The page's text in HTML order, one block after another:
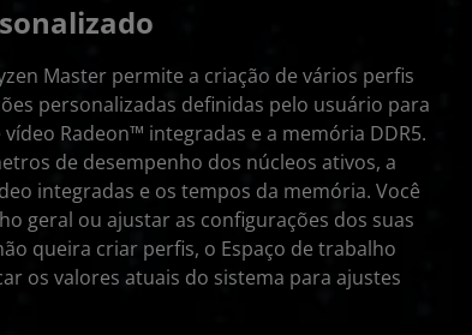
Master permite a criação de vários perfis
personalizadas definidas pelo usuário para
vídeo Radeon™ integradas e a memória DDR5.
de desempenho dos núcleos ativos, a
integradas e os tempos da memória. Você
geral ou ajustar as configurações dos suas
queira criar perfis, o Espaço de trabalho
os valores atuais do sistema para ajustes